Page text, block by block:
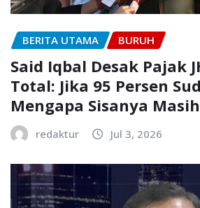
BERITA UTAMA BURUH
Said Iqbal Desak Pajak
Total: Jika 95 Persen
Mengapa Sisanya
redaktur Jul 3, 2026